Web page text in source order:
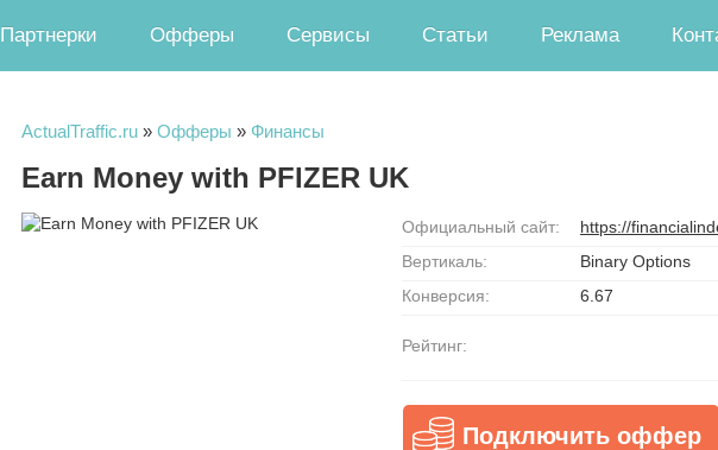
Партнерки Офферы Сервисы Статьи Реклама
ActualTraffic.ru » Офферы » Финансы
Earn Money with PFIZER UK
Официальный сайт:
https://
Вертикаль:
Binary Options
Конверсия:
6.67
Рейтинг:
Подключить оффер